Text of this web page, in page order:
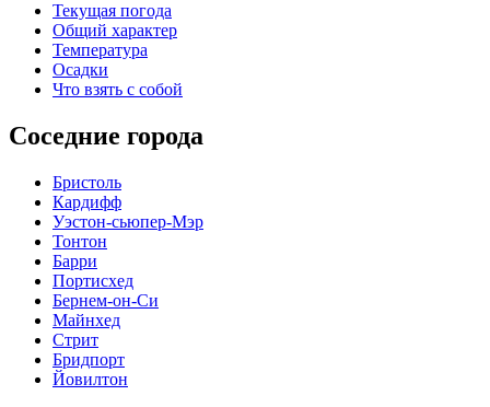
Текущая погода
Общий характер
Температура
Осадки
Что взять с собой
Соседние города
Бристоль
Кардифф
Уэстон-сьюпер-Мэр
Тонтон
Барри
Портисхед
Бернем-он-Си
Майнхед
Стрит
Бридпорт
Йовилтон